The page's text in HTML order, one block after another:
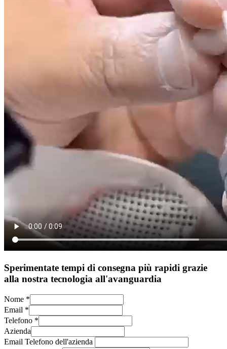
Sperimentate tempi di consegna più rapidi grazie
alla nostra tecnologia all'avanguardia
Nome *
Email *
Telefono *
Azienda
Email Telefono dell'azienda